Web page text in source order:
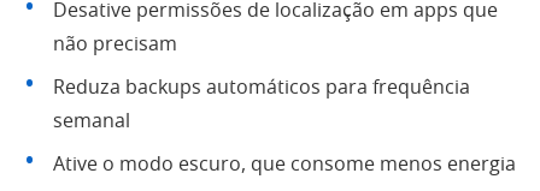
Desative permissões de localização em apps que
não precisam
Reduza backups automáticos para frequência
semanal
Ative o modo escuro, que consome menos energia